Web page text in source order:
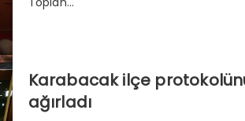
Karabacak ilçe
ağırladı